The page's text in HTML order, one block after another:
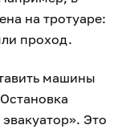
на тротуаре:
проход.
машины
Это